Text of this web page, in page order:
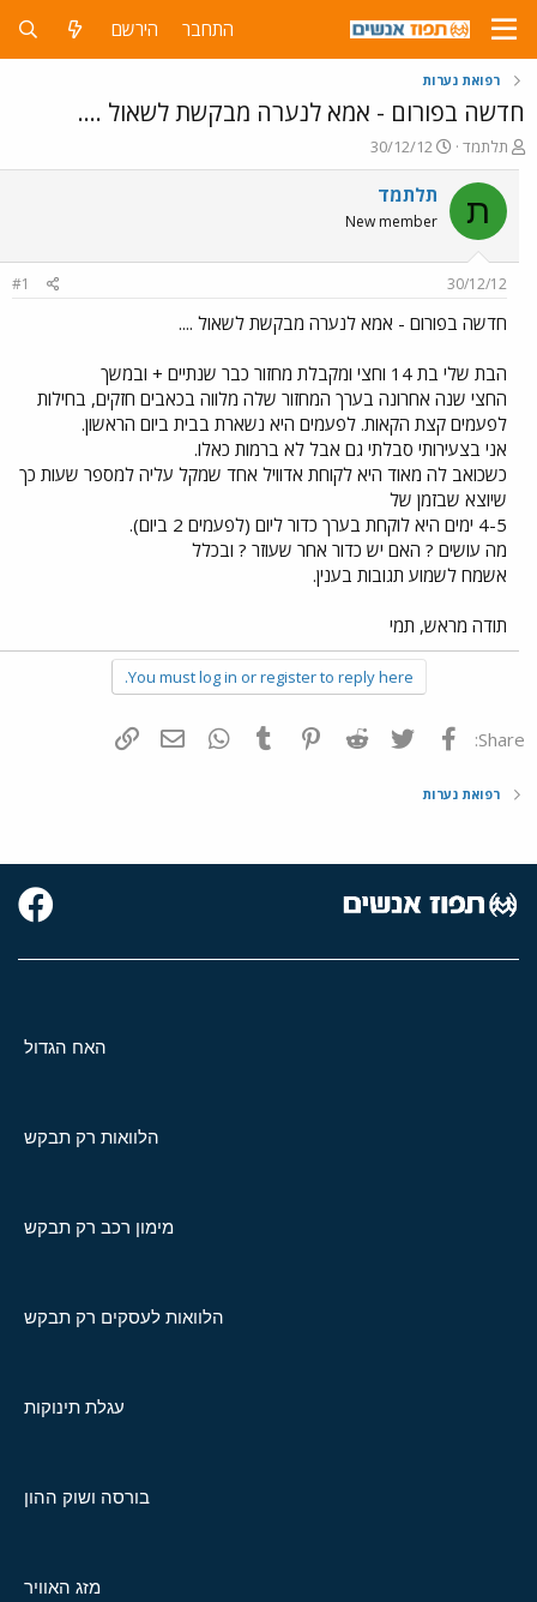
התחבר הירשם
רפואת נערות
חדשה בפורום - אמא לנערה מבקשת לשאול ....
פ
ו
ת
ח
ה
ש
א
תלתמד
פ
ו
ר
ם
ר
30/12/12
ת תלתמד
New member
30/12/12
#1
חדשה בפורום - אמא לנערה מבקשת לשאול ....
הבת שלי בת 14 וחצי ומקבלת מחזור כבר שנתיים + ובמשך
החצי שנה אחרונה בערך המחזור שלה מלווה בכאבים חזקים, בחילות
לפעמים קצת הקאות. לפעמים היא נשארת בבית ביום הראשון.
אני בצעירותי סבלתי גם אבל לא ברמות כאלו.
כשכואב לה מאוד היא לקוחת אדוויל אחד שמקל עליה למספר שעות כך
שיוצא שבזמן של
4-5 ימים היא לוקחת בערך כדור ליום (לפעמים 2 ביום).
מה עושים ? האם יש כדור אחר שעוזר ? ובכלל
אשמח לשמוע תגובות בענין.
תודה מראש, תמי
You must log in or register to reply here.
Share: פייסבוק Twitter
Reddit
Pinterest
Tumblr
WhatsAppדואר אלקטרוני
רפואת נערות
האח הגדול
הלוואות רק תבקש
מימון רכב רק תבקש
הלוואות לעסקים רק תבקש
עגלת תינוקות
בורסה ושוק ההון
מזג האוויר